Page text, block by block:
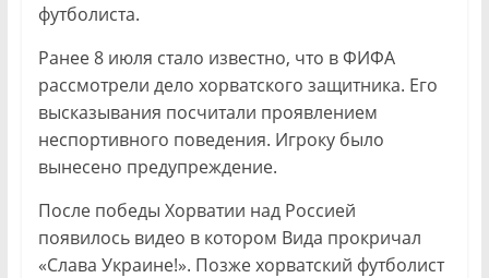
футболиста.
Ранее 8 июля стало известно, что в ФИФА
рассмотрели дело хорватского защитника. Его
высказывания посчитали проявлением
неспортивного поведения. Игроку было
вынесено предупреждение.
После победы Хорватии над Россией
появилось видео в котором Вида прокричал
«Слава Украине!». Позже хорватский футболист